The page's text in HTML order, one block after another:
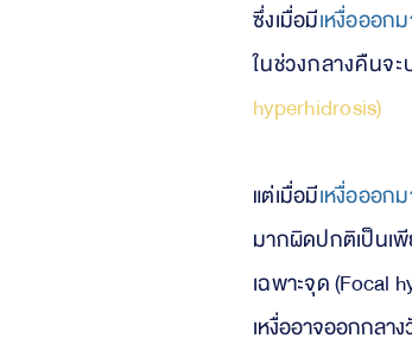
ซึ่งเมื่อมีเหงื่อออก
ในช่วงกลางคืนจ
hyperhidrosis)
แต่เมื่อมีเหงื่อออก
มากผิดปกติเป็นเพี
เฉพาะจุด (Focal
เหงื่ออาจออกกลา